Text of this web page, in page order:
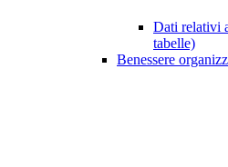
Dati relativi
tabelle)
Benessere